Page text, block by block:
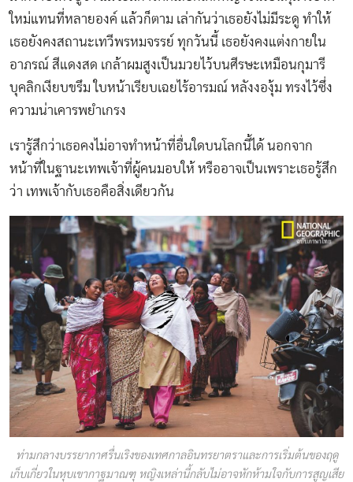
ใหม่แทนที่หลายองค์ แล้วก็ตาม เล่ากันว่าเธอยังไม่มีระดู ทำให้
เธอยังคงสถานะเทวีพรหมจรรย์ ทุกวันนี้ เธอยังคงแต่งกายใน
อาภรณ์ สีแดงสด เกล้าผมสูงเป็นมวยไว้บนศีรษะเหมือนกุมารี
บุคลิกเงียบขรึม ใบหน้าเรียบเฉยไร้อารมณ์ หลังงองุ้ม ทรงไว้ซึ่ง
ความน่าเคารพยำเกรง
เรารู้สึกว่าเธอคงไม่อาจทำหน้าที่อื่นใดบนโลกนี้ได้ นอกจาก
หน้าที่ในฐานะเทพเจ้าที่ผู้คนมอบให้ หรืออาจเป็นเพราะเธอรู้สึก
ว่า เทพเจ้ากับเธอคือสิ่งเดียวกัน
ท่ามกลางบรรยากาศรื่นเริงของเทศกาลอินทรยาตราและการเริ่มต้นของฤดู
เก็บเกี่ยวในหุบเขากาฐมาณฑุ หญิงเหล่านี้กลับไม่อาจหักห้ามใจกับการสูญเสีย